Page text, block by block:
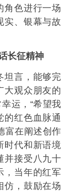
角色进行一场
实、银幕与故
长征精神
言，能够完
大观众朋友的
运，“希望我
的红色血脉通
富在阐述创作
时代和新语境
并接受八九十
，当年的红军
仿，鼓励在场